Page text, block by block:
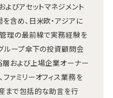
よびアセットマネジメント
含め、日米欧・アジアに
理の最前線で実務経験を
ループ傘下の投資顧問会
層および上場企業オーナー
ァミリーオフィス業務を
まで包括的な助言を行